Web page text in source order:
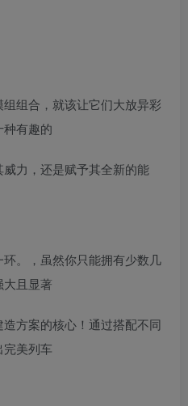
组合，就该让它们大放异彩
有趣的
力，还是赋予其全新的能
。，虽然你只能拥有少数几
且显著
方案的核心！通过搭配不同
美列车